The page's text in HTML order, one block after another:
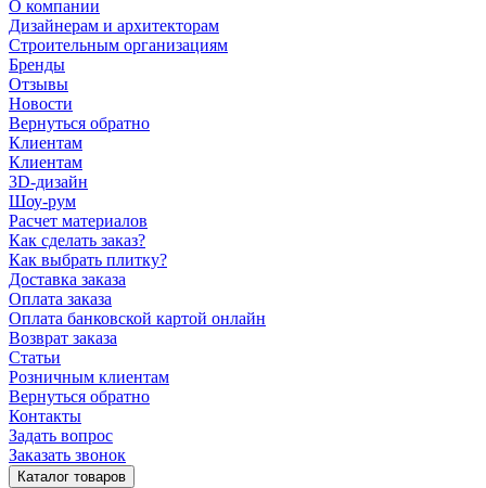
О компании
Дизайнерам и архитекторам
Строительным организациям
Бренды
Отзывы
Новости
Вернуться обратно
Клиентам
Клиентам
3D-дизайн
Шоу-рум
Расчет материалов
Как сделать заказ?
Как выбрать плитку?
Доставка заказа
Оплата заказа
Оплата банковской картой онлайн
Возврат заказа
Статьи
Розничным клиентам
Вернуться обратно
Контакты
Задать вопрос
Заказать звонок
Каталог товаров